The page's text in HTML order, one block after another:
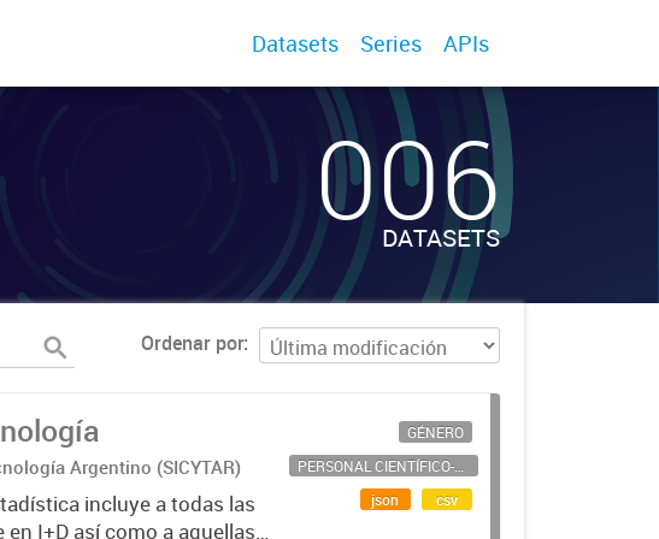
Datasets Series APIs
006
DATASETS
Ordenar por
Argentino (SICYTAR)
incluye a todas las
I+D así como a aquellas
GÉNERO
PERSONAL CIENTÍFICO-TECNOLÓGICO
json
csv